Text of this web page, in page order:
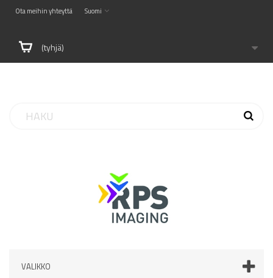
Ota meihin yhteyttä Suomi
(tyhjä)
VALIKKO